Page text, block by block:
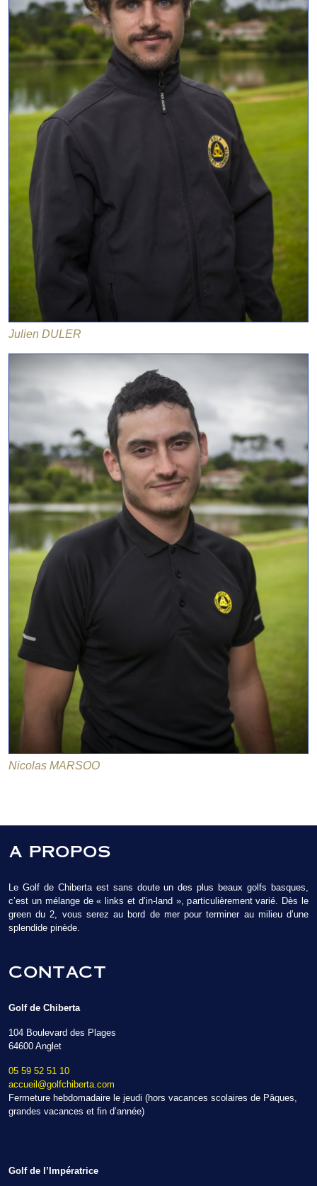
Julien DULER
Nicolas MARSOO
A PROPOS
Le Golf de Chiberta est sans doute un des plus beaux golfs basques,
c’est un mélange de « links et d’in-land », particulièrement varié. Dès le
green du 2, vous serez au bord de mer pour terminer au milieu d’une
splendide pinède.
CONTACT
Golf de Chiberta
104 Boulevard des Plages
64600 Anglet
05 59 52 51 10
accueil@golfchiberta.com
Fermeture hebdomadaire le jeudi (hors vacances scolaires de Pâques,
grandes vacances et fin d’année)
Golf de l’Impératrice